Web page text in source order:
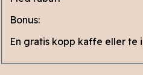
Bonus:
En gratis kopp kaffe eller te